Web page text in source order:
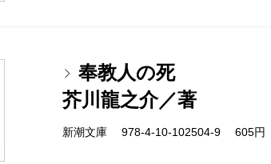
奉教人の死
芥川龍之介／著
新潮文庫 978-4-10-102504-9 605円